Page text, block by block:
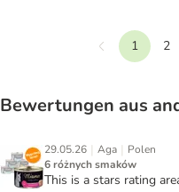
Vorherige
1 2
Bewertungen aus
29.05.26 | Aga | Polen
6 różnych smaków
This is a stars rating